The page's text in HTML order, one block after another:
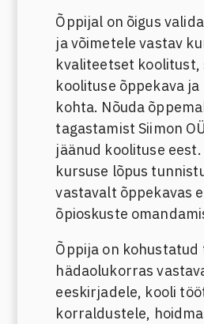
Õppijal on õigus
ja võimetele vastav
kvaliteetset koolitust,
koolituse õppekava
kohta. Nõuda
tagastamist Siimon
jäänud koolituse eest.
kursuse lõpus
vastavalt õppekavas
õpioskuste
Õppija on kohustatud
hädaolukorras
eeskirjadele, kooli
korraldustele, hoidma